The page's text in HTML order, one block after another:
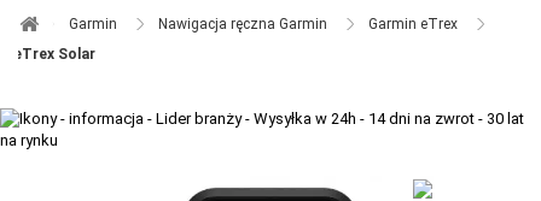
ZEGARKI DO BIEGANIA
TACX
Garmin ​ Nawigacja ręczna Garmin ​
Garmin eTrex ​
eTrex Solar